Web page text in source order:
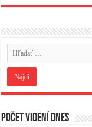
Počet videní dnes